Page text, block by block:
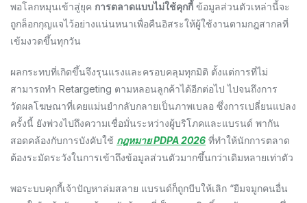
พอโลกหมุนเข้าสู่ยุค การตลาดแบบไม่ใช้คุกกี้ ข้อมูลส่วนตัวเหล่านี้จะ
ถูกล็อกกุญแจไว้อย่างแน่นหนาเพื่อคืนอิสระให้ผู้ใช้งานตามกฎสากลที่
เข้มงวดขึ้นทุกวัน
ผลกระทบที่เกิดขึ้นจึงรุนแรงและครอบคลุมทุกมิติ ตั้งแต่การที่ไม่
สามารถทำ Retargeting ตามหลอนลูกค้าได้อีกต่อไป ไปจนถึงการ
วัดผลโฆษณาที่เคยแม่นยำกลับกลายเป็นภาพเบลอ ซึ่งการเปลี่ยนแปลง
ครั้งนี้ ยังพ่วงไปถึงความเชื่อมั่นระหว่างผู้บริโภคและแบรนด์ พากัน
สอดคล้องกับการบังคับใช้ กฎหมาย PDPA 2026 ที่ทำให้นักการตลาด
ต้องระมัดระวังในการเข้าถึงข้อมูลส่วนตัวมากขึ้นกว่าเดิมหลายเท่าตัว
พอระบบคุกกี้เจ้าปัญหาล่มสลาย แบรนด์ก็ถูกบีบให้เลิก “ยืมจมูกคนอื่น